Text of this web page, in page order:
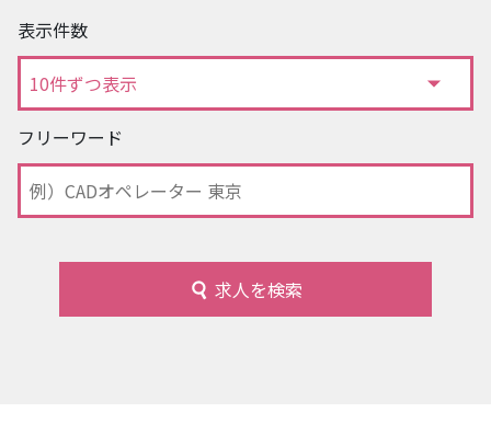
表示件数
フリーワード
求人を検索